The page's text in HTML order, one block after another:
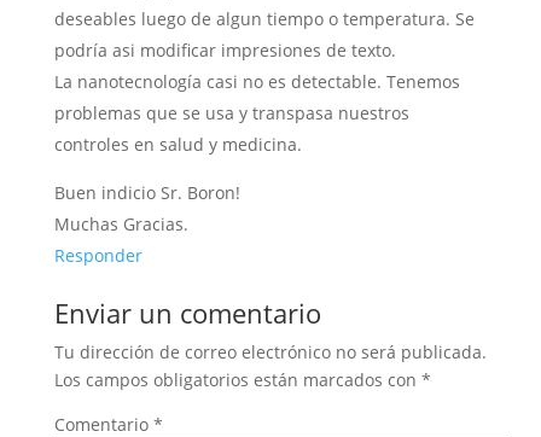
deseables luego de algun tiempo o temperatura. Se
podría asi modificar impresiones de texto.
La nanotecnología casi no es detectable. Tenemos
problemas que se usa y transpasa nuestros
controles en salud y medicina.
Buen indicio Sr. Boron!
Muchas Gracias.
Responder
Enviar un comentario
Tu dirección de correo electrónico no será publicada.
Los campos obligatorios están marcados con *
Comentario *